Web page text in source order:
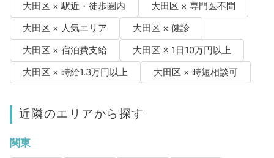
大田区 × 駅近・徒歩圏内
大田区 × 専門医不問
大田区 × 人気エリア
大田区 × 健診
大田区 × 宿泊費支給
大田区 × 1日10万円以上
大田区 × 時給1.3万円以上
大田区 × 時短相談可
近隣のエリアから探す
関東